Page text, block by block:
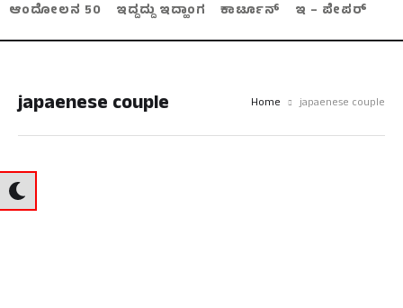
ಆಂದೋಲನ 50
ಇದ್ದದ್ದು ಇದ್ಹಾಂಗ ಕಾರ್ಟೂನ್ ಇ – ಪೇಪರ್
japaenese couple Home japaenese couple